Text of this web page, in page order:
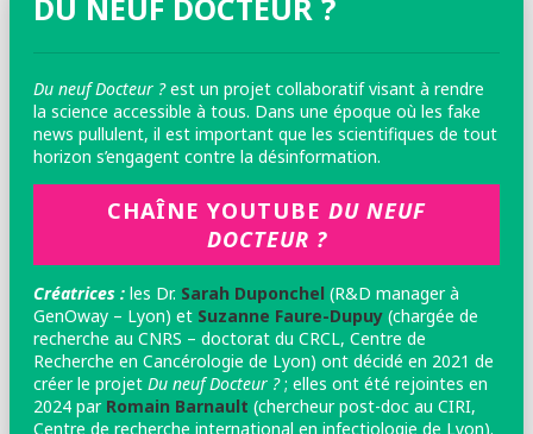
DU NEUF DOCTEUR ?
Du neuf Docteur ?est un projet collaboratif visant à rendre
la science accessible à tous. Dans une époque où les fake
news pullulent, il est important que les scientifiques de tout
horizon s’engagent contre la désinformation.
CHAÎNE YOUTUBE DU NEUF
DOCTEUR ?
Créatrices : les Dr. Sarah Duponchel (R&D manager à
GenOway – Lyon) et Suzanne Faure-Dupuy (chargée de
recherche au CNRS – doctorat du CRCL, Centre de
Recherche en Cancérologie de Lyon) ont décidé en 2021 de
créer le projet Du neuf Docteur ?; elles ont été rejointes en
2024 parRomain Barnault (chercheur post-doc au CIRI,
Centre de recherche international en infectiologie de Lyon).